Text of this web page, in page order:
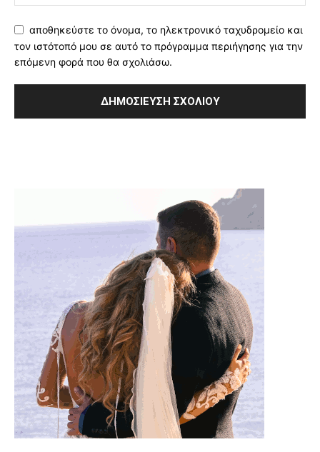
αποθηκεύστε το όνομα, το ηλεκτρονικό ταχυδρομείο και
τον ιστότοπό μου σε αυτό το πρόγραμμα περιήγησης για την
επόμενη φορά που θα σχολιάσω.